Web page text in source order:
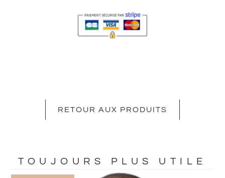
RETOUR AUX PRODUITS
TOUJOURS PLUS UTILE